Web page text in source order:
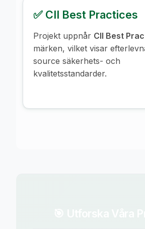
✅ CII Best Practices
Projekt uppnår CII Best
märken, vilket visar
source säkerhets- och
kvalitetsstandarder.